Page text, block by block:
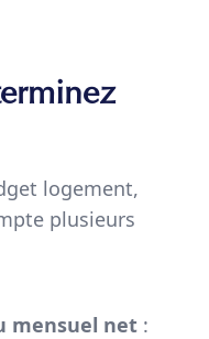
logement,
plusieurs
mensuel net :